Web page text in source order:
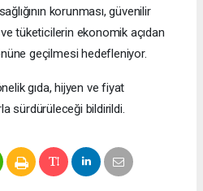
korunması, güvenilir
tüketicilerin ekonomik açıdan
geçilmesi hedefleniyor.
gıda, hijyen ve fiyat
sürdürüleceği bildirildi.